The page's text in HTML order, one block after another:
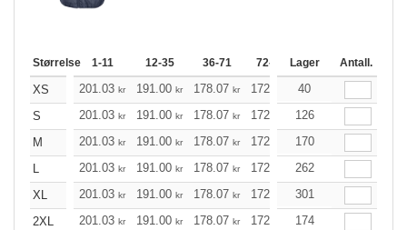
Størrelse 1-11 12-35 36-71 72-143 144-287
Lager Antall.
XS 201.03 kr 191.00 kr 178.07 kr 172.38 163.68
40
S
201.03 kr 191.00 kr 178.07 kr 172.38 kr 163.68
126
M
201.03 kr 191.00 kr 178.07 kr 172.38 kr 163.68
170
L
201.03 kr 191.00 kr 178.07 kr 172.38 kr 163.68
262
XL
201.03 kr 191.00 kr 178.07 kr 172.38 kr 163.68
301
2XL
201.03 kr 191.00 kr 178.07 kr 172.38 kr 163.68
174